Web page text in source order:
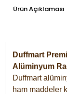
Ürün Açıklaması
Duffmart
Alüminyum
Duffmart
ham maddeler